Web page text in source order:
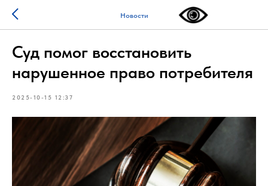
Новости
Суд помог восстановить
нарушенное право потребителя
2025-10-15 12:37